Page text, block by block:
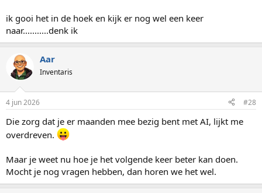
ik gooi het in de hoek en kijk er nog wel een keer
naar...........denk ik
Aar
Inventaris
4 jun 2026 #28
Die zorg dat je er maanden mee bezig bent met AI, lijkt me
overdreven.
Maar je weet nu hoe je het volgende keer beter kan doen.
Mocht je nog vragen hebben, dan horen we het wel.